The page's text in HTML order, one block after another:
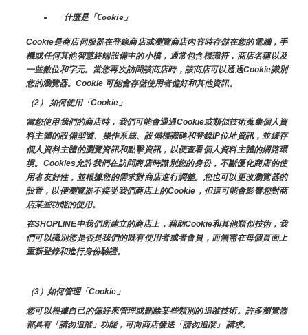
什麼是「Cookie」
Cookie是商店伺服器在登錄商店或瀏覽商店內容時存儲在您的電腦，手
機或任何其他智慧終端設備中的小檔，通常包含標識符，商店名稱以及
一些數位和字元。當您再次訪問該商店時，該商店可以通過Cookie識別
您的瀏覽器。Cookie 可能會存儲使用者偏好和其他資訊。
（2） 如何使用「Cookie」
當您使用我們的商店時，我們可能會通過Cookie或類似技術蒐集個人資
料主體的設備型號、操作系統、設備標識碼和登錄IP位址資訊，並緩存
個人資料主體的瀏覽資訊和點擊資訊，以便查看個人資料主體的網路環
境。Cookies允許我們在訪問商店時識別您的身份，不斷優化商店的使
用者友好性，並根據您的需求對商店進行調整。您也可以更改瀏覽器的
設置，以便瀏覽器不接受我們商店上的Cookie，但這可能會影響您對商
店某些功能的使用。
在SHOPLINE中我們所建立的商店上，藉助Cookie和其他類似技術，我
們可以識別您是否是我們的既有使用者或者會員，而無需在每個頁面上
重新登錄和進行身份驗證。
（3）如何管理「Cookie」
您可以根據自己的偏好來管理或刪除某些類別的追蹤技術。許多瀏覽器
都具有「請勿追蹤」功能，可向商店發送「請勿追蹤」 請求。